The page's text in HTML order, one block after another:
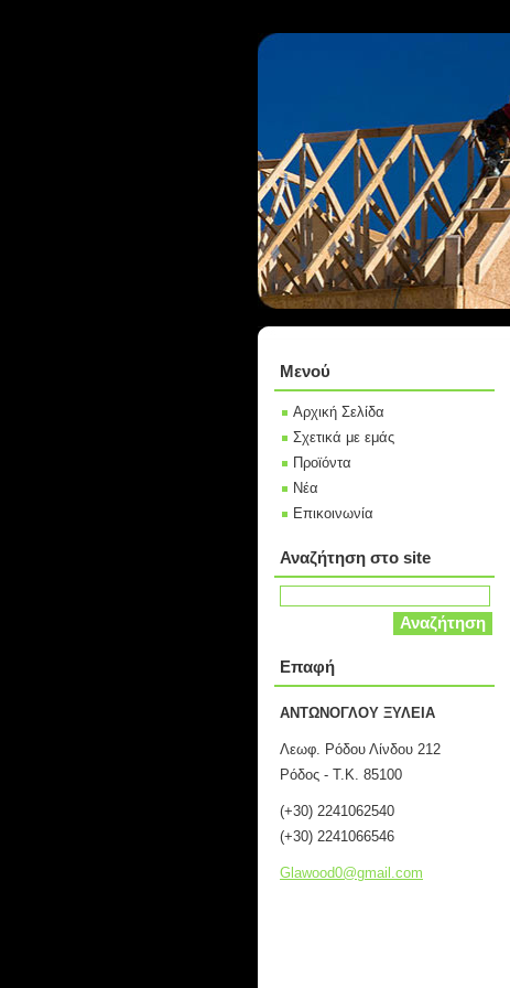
Μενού
Αρχική Σελίδα
Σχετικά με εμάς
Προϊόντα
Νέα
Επικοινωνία
Αναζήτηση στο site
Επαφή
ΑΝΤΩΝΟΓΛΟΥ ΞΥΛΕΙΑ
Λεωφ. Ρόδου Λίνδου 212
Ρόδος - Τ.Κ. 85100
(+30) 2241062540
(+30) 2241066546
Glawood0@gmail.com